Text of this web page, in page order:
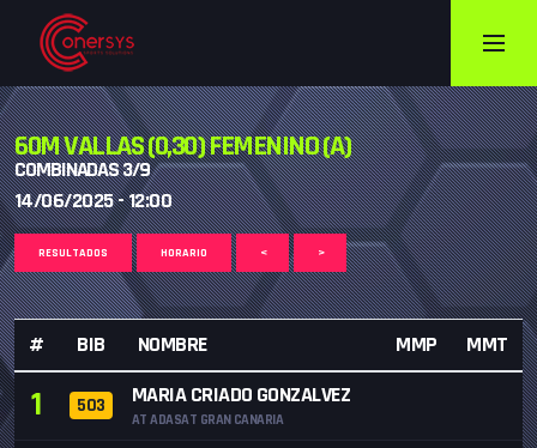
60M VALLAS (0,30) FEMENINO (A)
COMBINADAS 3/9
14/06/2025 - 12:00
RESULTADOS HORARIO < >
# BIB NOMBRE MMP MMT
1 503 MARIA CRIADO GONZALVEZ
AT ADASAT GRAN CANARIA